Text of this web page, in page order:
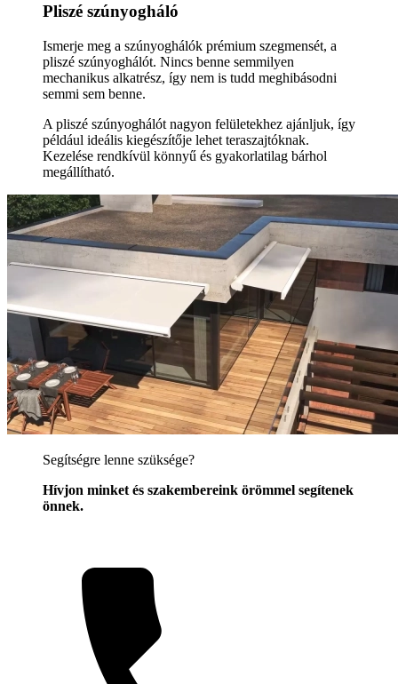
Pliszé szúnyogháló
Ismerje meg a szúnyoghálók prémium szegmensét, a
pliszé szúnyoghálót. Nincs benne semmilyen
mechanikus alkatrész, így nem is tudd meghibásodni
semmi sem benne.
A pliszé szúnyoghálót nagyon felületekhez ajánljuk, így
például ideális kiegészítője lehet teraszajtóknak.
Kezelése rendkívül könnyű és gyakorlatilag bárhol
megállítható.
Segítségre lenne szüksége?
Hívjon minket és szakembereink örömmel segítenek
önnek.